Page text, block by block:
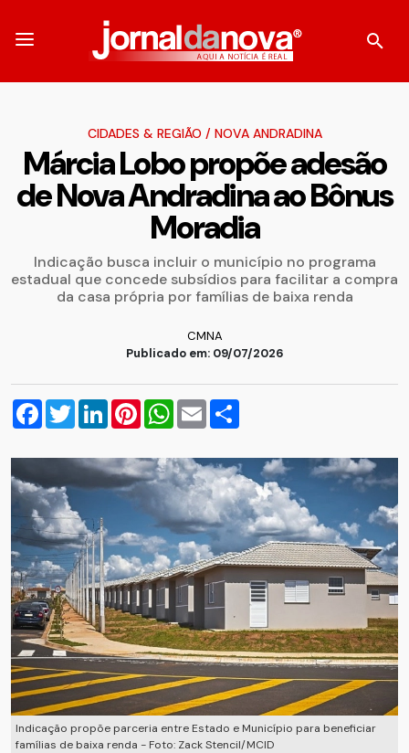
CIDADES & REGIÃO / NOVA ANDRADINA
Márcia Lobo propõe adesão
de Nova Andradina ao Bônus
Moradia
Indicação busca incluir o município no programa
estadual que concede subsídios para facilitar a compra
da casa própria por famílias de baixa renda
CMNA
Publicado em: 09/07/2026
Facebook
TwitterLinkedInPinterestWhatsApp
Email
Indicação propõe parceria entre Estado e Município para beneficiar
famílias de baixa renda - Foto: Zack Stencil/MCID